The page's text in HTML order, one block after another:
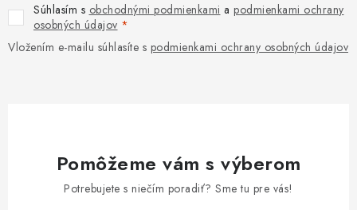
Súhlasím s obchodnými podmienkami a podmienkami ochrany
osobných údajov
Vložením e-mailu súhlasíte s podmienkami ochrany osobných údajov
Pomôžeme vám s výberom
Potrebujete s niečím poradiť? Sme tu pre vás!